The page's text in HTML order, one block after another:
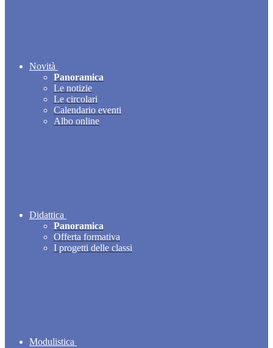
Novità
Panoramica
Le notizie
Le circolari
Calendario eventi
Albo online
Didattica
Panoramica
Offerta formativa
I progetti delle classi
Modulistica